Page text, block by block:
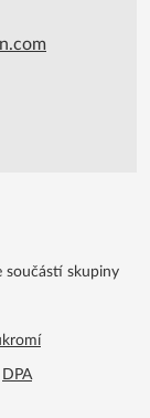
součástí skupiny
DPA